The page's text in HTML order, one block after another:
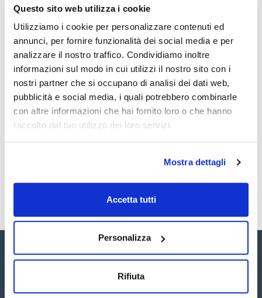
Questo sito web utilizza i cookie
Utilizziamo i cookie per personalizzare contenuti ed
annunci, per fornire funzionalità dei social media e per
analizzare il nostro traffico. Condividiamo inoltre
informazioni sul modo in cui utilizzi il nostro sito con i
nostri partner che si occupano di analisi dei dati web,
pubblicità e social media, i quali potrebbero combinarle
con altre informazioni che hai fornito loro o che hanno
raccolto dal tuo utilizzo dei loro servizi.
Mostra dettagli
Accetta tutti
Personalizza
Rifiuta
Conf. (unità) : 1
Setacci in acciaio inossidabile con rete metallica in acciaio
inossidabile secondo la norma ISO 33101 di 200 mm di
diametro e 50 mm di altezza (i più comuni). Sono disponibili
setacci di altre dimensioni.
Vedi di più
Documentazione tecnica
TDS / Scheda tecnica
Registrati per i download
COA
Registrati per i download